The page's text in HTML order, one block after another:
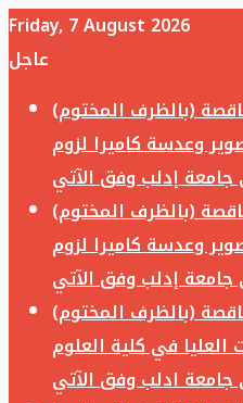
Friday, 7 August 2026
عاجل
(بالظرف المختوم)
وعدسة كاميرا لزوم
(بالظرف المختوم)
وعدسة كاميرا لزوم
(بالظرف المختوم)
العليا في كلية العلوم